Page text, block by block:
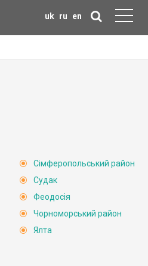
uk ru en
Сімферопольський район
Судак
Феодосія
Чорноморський район
Ялта